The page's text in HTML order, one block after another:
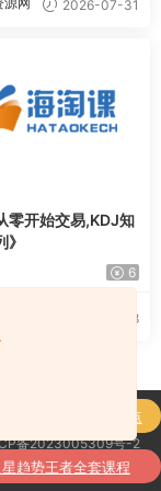
2026-07-31
零开始交易,KDJ知
6
2026-07-28
备2023005309号-2
先锋捕捉主升浪买点
趋势王者全套课程